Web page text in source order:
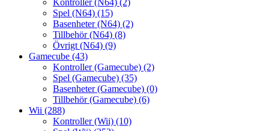
Kontroller (N64) (2)
Spel (N64) (15)
Basenheter (N64) (2)
Tillbehör (N64) (8)
Övrigt (N64) (9)
Gamecube (43)
Kontroller (Gamecube) (2)
Spel (Gamecube) (35)
Basenheter (Gamecube) (0)
Tillbehör (Gamecube) (6)
Wii (288)
Kontroller (Wii) (10)